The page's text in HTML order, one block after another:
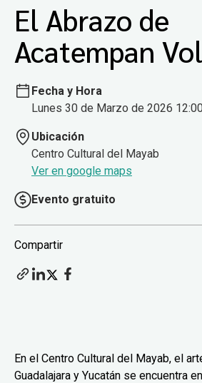
El Abrazo de
Acatempan
Fecha y Hora
Lunes 30 de Marzo de 2026
Ubicación
Centro Cultural del Mayab
Ver en google maps
Evento gratuito
Compartir
En el Centro Cultural del Mayab, el
Guadalajara y Yucatán se encuentra